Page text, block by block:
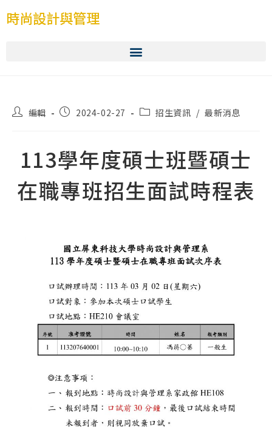
時尚設計與管理
編輯 2024-02-27 招生資訊 / 最新消息
113學年度碩士班暨碩士
在職專班招生面試時程表